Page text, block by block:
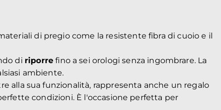
di pregio come la resistente fibra di cuoio e il
di riporre fino a sei orologi senza ingombrare. La
ambiente.
alla sua funzionalità, rappresenta anche un regalo
condizioni. È l'occasione perfetta per